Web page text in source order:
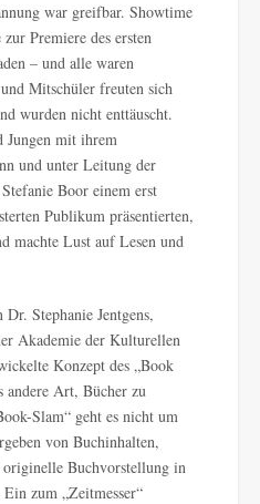
war greifbar. Showtime
Premiere des ersten
– und alle waren
Mitschüler freuten sich
wurden nicht enttäuscht.
Jungen mit ihrem
und unter Leitung der
Boor einem erst
Publikum präsentierten,
machte Lust auf Lesen und
Stephanie Jentgens,
Akademie der Kulturellen
Konzept des „Book
andere Art, Bücher zu
Slam“ geht es nicht um
von Buchinhalten,
Buchvorstellung in
zum „Zeitmesser“